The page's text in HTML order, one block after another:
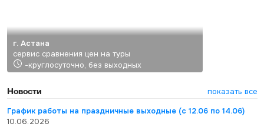
г. Астана
сервис сравнения цен на туры
-круглосуточно, без выходных
Новости
показать все
График работы на праздничные выходные (с 12.06 по 14.06)
10.06.2026